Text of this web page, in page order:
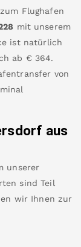
zum Flughafen
mit unserem
ist natürlich
ab € 364.
von
aus
unserer
sind Teil
wir Ihnen zur